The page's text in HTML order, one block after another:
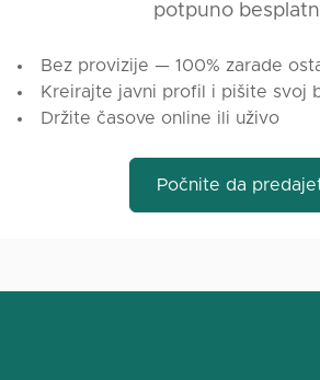
potpuno
Bez provizije — 100% zarade
Kreirajte javni profil i pišite svoj
Držite časove online ili uživo
Počnite da